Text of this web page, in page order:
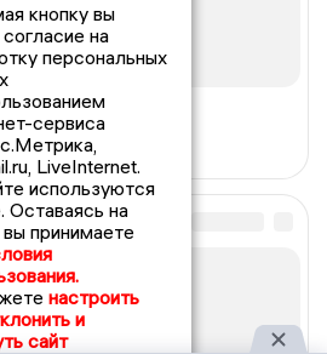
кнопку вы
на
персональных
сервиса
LiveInternet.
используются
Оставаясь на
вы принимаете
настроить
и
сайт